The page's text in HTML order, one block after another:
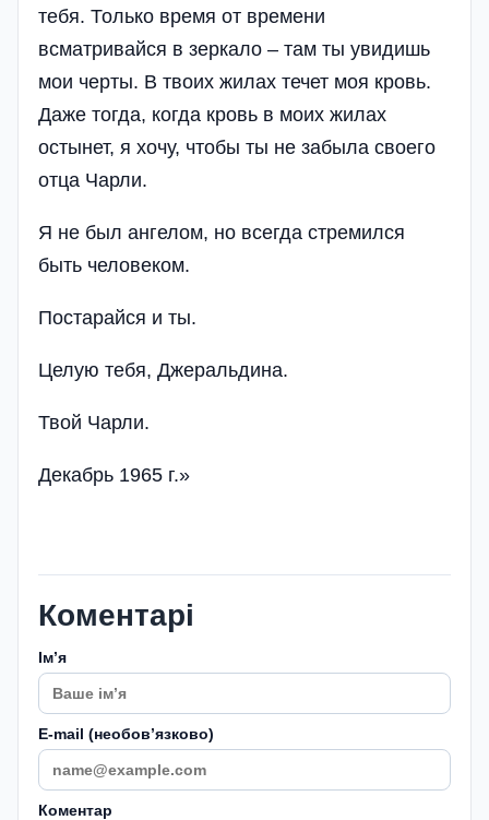
тебя. Только время от времени
всматривайся в зеркало – там ты увидишь
мои черты. В твоих жилах течет моя кровь.
Даже тогда, когда кровь в моих жилах
остынет, я хочу, чтобы ты не забыла своего
отца Чарли.
Я не был ангелом, но всегда стремился
быть человеком.
Постарайся и ты.
Целую тебя, Джеральдина.
Твой Чарли.
Декабрь 1965 г.»
Коментарі
Імʼя
E-mail (необовʼязково)
Коментар